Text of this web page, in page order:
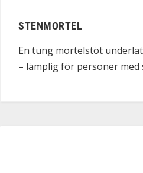
STENMORTEL
En tung mortelstöt
– lämplig för personer med